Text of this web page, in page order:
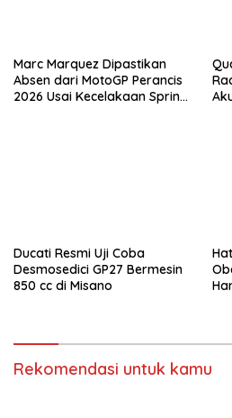
Marc Marquez Dipastikan
Absen dari MotoGP Perancis
2026 Usai Kecelakaan Sprint
Ducati Resmi Uji Coba
Desmosedici GP27 Bermesin
850 cc di Misano
Rekomendasi untuk kamu